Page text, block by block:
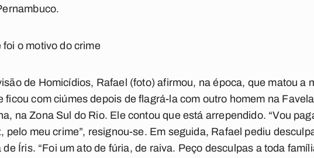
foi o motivo do crime
de Homicídios, Rafael (foto) afirmou, na época, que matou a
ficou com ciúmes depois de flagrá-la com outro homem na
na Zona Sul do Rio. Ele contou que está arrependido. “Vou
pelo meu crime”, resignou-se. Em seguida, Rafael pediu
de Íris. “Foi um ato de fúria, de raiva. Peço desculpas a toda